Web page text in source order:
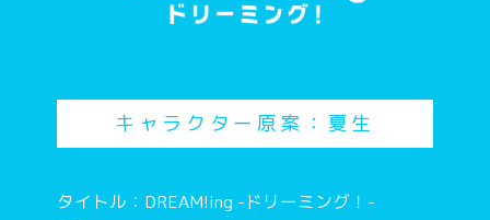
キャラクター原案：夏生
タイトル：DREAM!ing -ドリーミング！-